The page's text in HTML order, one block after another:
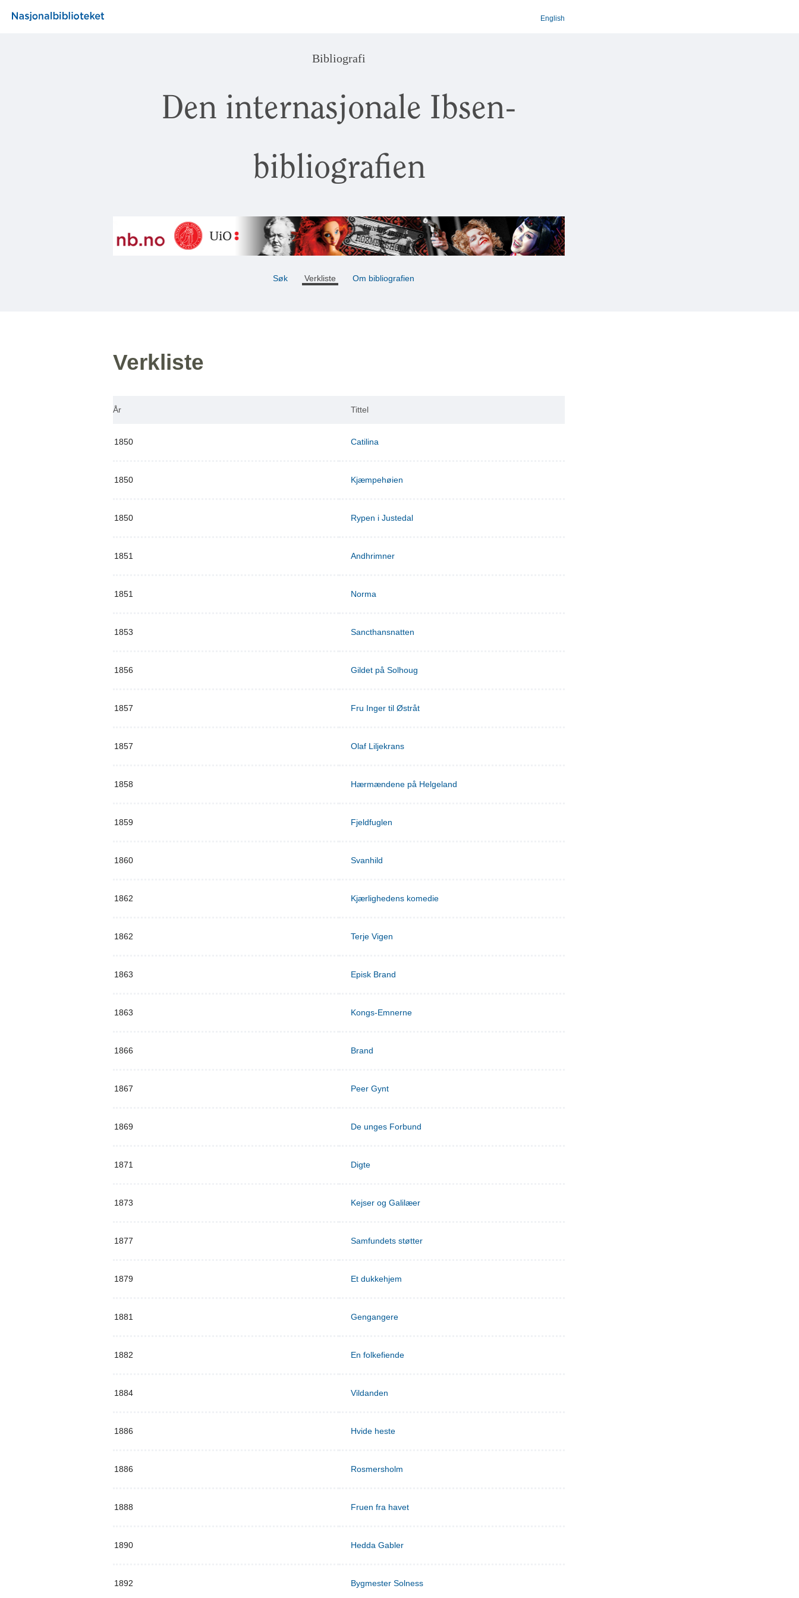
English
Bibliografi
Den internasjonale Ibsen-
bibliografien
Søk Verkliste Om bibliografien
Verkliste
År Tittel
1850 Catilina
1850 Kjæmpehøien
1850 Rypen i Justedal
1851 Andhrimner
1851 Norma
1853 Sancthansnatten
1856 Gildet på Solhoug
1857 Fru Inger til Østråt
1857 Olaf Liljekrans
1858 Hærmændene på Helgeland
1859 Fjeldfuglen
1860 Svanhild
1862 Kjærlighedens komedie
1862 Terje Vigen
1863 Episk Brand
1863 Kongs-Emnerne
1866 Brand
1867 Peer Gynt
1869 De unges Forbund
1871 Digte
1873 Kejser og Galilæer
1877 Samfundets støtter
1879 Et dukkehjem
1881 Gengangere
1882 En folkefiende
1884 Vildanden
1886 Hvide heste
1886 Rosmersholm
1888 Fruen fra havet
1890 Hedda Gabler
1892 Bygmester Solness